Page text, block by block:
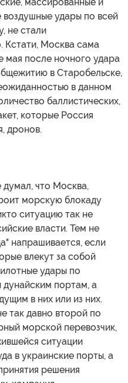
удары по всей
не стали
Кстати, Москва сама
мая после ночного удара
в Старобельске,
в данном
баллистических,
которые Россия
дронов.
думал, что Москва,
морскую блокаду
ситуацию так не
власти. Тем не
напрашивается, если
влекут за собой
удары по
портам, а
в них или из них.
так давно второй по
морской перевозчик,
ситуации
в украинские порты, а
решения